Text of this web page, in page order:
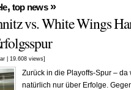
, top news»
vs. White Wings
| 19.608 views]
Zurück in die Playoffs-Spur –
natürlich nur über Erfolge.